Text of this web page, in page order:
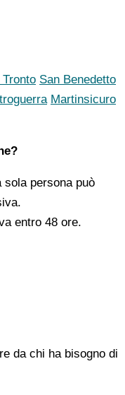
San Benedetto
Martinsicuro
sola persona può
entro 48 ore.
da chi ha bisogno di